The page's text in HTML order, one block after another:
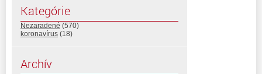
Kategórie
Nezaradené (570)
koronavírus (18)
Archív